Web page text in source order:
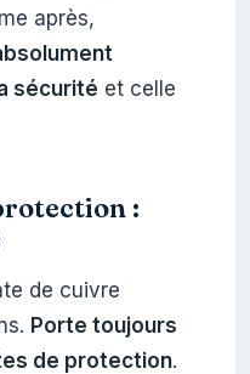
après,
sécurité et celle
:
de cuivre
Porte toujours
de protection.